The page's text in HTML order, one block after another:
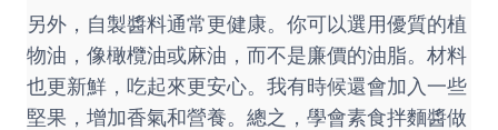
另外，自製醬料通常更健康。你可以選用優質的植
物油，像橄欖油或麻油，而不是廉價的油脂。材料
也更新鮮，吃起來更安心。我有時候還會加入一些
堅果，增加香氣和營養。總之，學會素食拌麵醬做